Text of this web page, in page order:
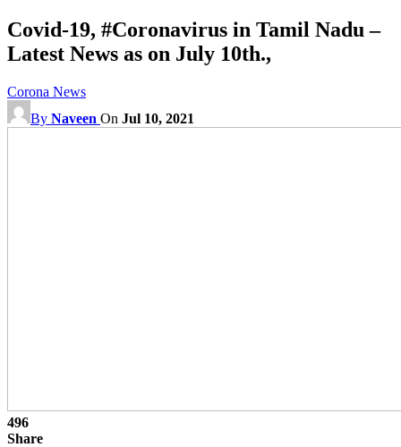
Covid-19, #Coronavirus in Tamil Nadu –
Latest News as on July 10th.,
Corona News
By Naveen On Jul 10, 2021
496
Share